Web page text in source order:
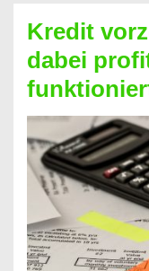
Kredit
berechnen
–
Mit
diesen
Regeln!
Kredit
dabei